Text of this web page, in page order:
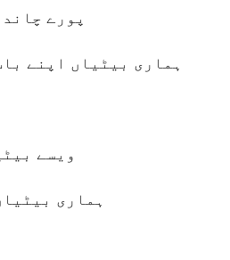
پورے
ہماری بیٹیاں اپنے
ویسے
ہماری